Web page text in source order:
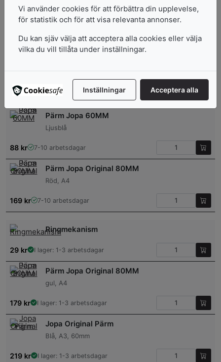
Pärm Jopa Original 60MM
grå
95kr 7-10 arbetsdagar
95kr I lager: 1-3 arbetsdagar
Pärm Jopa 60MM
Ljusblå
88 kr 7-10 arbetsdagar
Pärm Jopa Original 80MM
Röd, A4
169 kr 7-10 arbetsdagar
Ringmekanism
29 kr I lager: 1-3 arbetsdagar
Pärm Jopa Original 80MM
gul, A4
179 kr I lager: 1-3 arbetsdagar
Jopa Original Pärm
Blå, A3, 60mm
219 kr I lager: 1-3 arbetsdagar
Vi använder cookies för att förbättra din upplevelse,
för statistik och för att visa relevanta annonser.
Du kan sjäv välja att acceptera alla cookies eller välja
vilka du vill tillåta under inställningar.
Inställningar Acceptera alla